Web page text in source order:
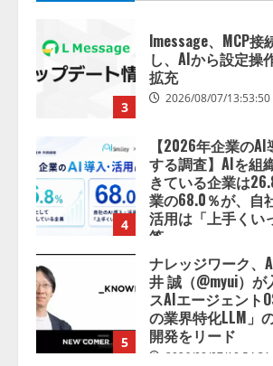
3
lmessage、MCP
し、AIから設定操
拡充
2026/08/07/13:53:50
4
【2026年企業の
する調査】AIを組
きている企業は
業の68.0％が、自
活用は「上手くい
答
2026/08/07/13:53:50
5
ナレッジワーク、
井 誠（@myui）
スAIエージェント
の業界特化LLM」
開発をリード
2026/08/07/10:54:31